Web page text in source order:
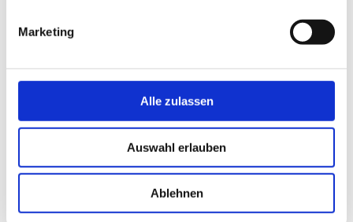
Marketing
Alle zulassen
Auswahl erlauben
Ablehnen